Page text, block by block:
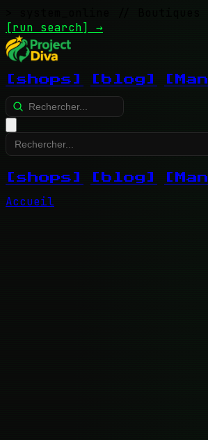
// Boutiques
[run search] →
[shops] [blog]
[shops] [blog]
Accueil